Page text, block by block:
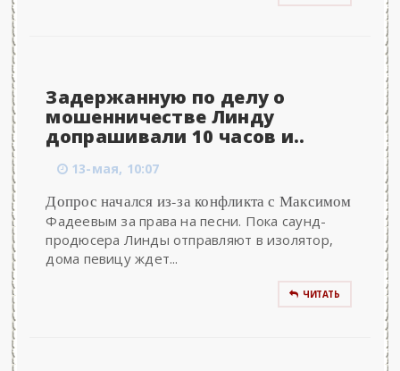
Задержанную по делу о
мошенничестве Линду
допрашивали 10 часов и..
13-мая, 10:07
Допрос начался из-за конфликта с Максимом
Фадеевым за права на песни. Пока саунд-
продюсера Линды отправляют в изолятор,
дома певицу ждет...
ЧИТАТЬ